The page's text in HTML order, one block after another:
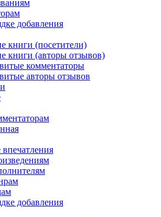
добавления
книги (посетители)
книги (авторы отзывов)
комментаторы
авторы отзывов
добавления